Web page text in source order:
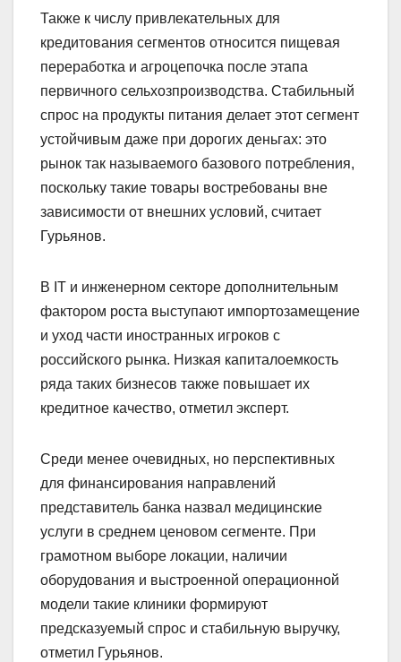
Также к числу привлекательных для
кредитования сегментов относится пищевая
переработка и агроцепочка после этапа
первичного сельхозпроизводства. Стабильный
спрос на продукты питания делает этот сегмент
устойчивым даже при дорогих деньгах: это
рынок так называемого базового потребления,
поскольку такие товары востребованы вне
зависимости от внешних условий, считает
Гурьянов.
В IT и инженерном секторе дополнительным
фактором роста выступают импортозамещение
и уход части иностранных игроков с
российского рынка. Низкая капиталоемкость
ряда таких бизнесов также повышает их
кредитное качество, отметил эксперт.
Среди менее очевидных, но перспективных
для финансирования направлений
представитель банка назвал медицинские
услуги в среднем ценовом сегменте. При
грамотном выборе локации, наличии
оборудования и выстроенной операционной
модели такие клиники формируют
предсказуемый спрос и стабильную выручку,
отметил Гурьянов.